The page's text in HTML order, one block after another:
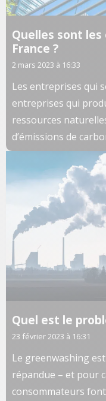
Quelles sont
France ?
2 mars 2023 à 16:33
Les entreprises qui
entreprises qui
ressources
d’émissions de
Quel est le
23 février 2023 à 16:31
Le greenwashing
répandue – et pour
consommateurs